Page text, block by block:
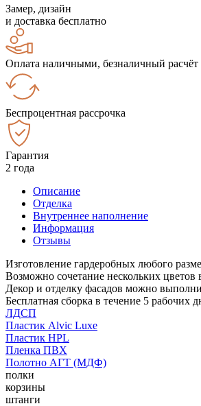
Замер, дизайн
и доставка бесплатно
Оплата наличными, безналичный расчёт
Беспроцентная рассрочка
Гарантия
2 года
Описание
Отделка
Внутреннее наполнение
Информация
Отзывы
Изготовление гардеробных любого
Возможно сочетание нескольких цветов
Декор и отделку фасадов можно
Бесплатная сборка в течение 5 рабочих
ЛДСП
Пластик Alvic Luxe
Пластик HPL
Пленка ПВХ
Полотно АГТ (МДФ)
полки
корзины
штанги